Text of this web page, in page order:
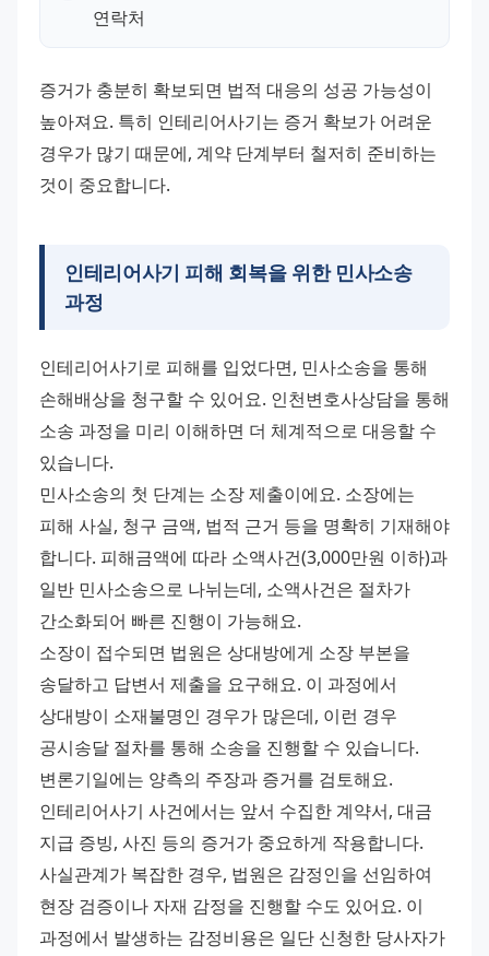
연락처
증거가 충분히 확보되면 법적 대응의 성공 가능성이
높아져요. 특히 인테리어사기는 증거 확보가 어려운
경우가 많기 때문에, 계약 단계부터 철저히 준비하는
것이 중요합니다.
인테리어사기 피해 회복을 위한 민사소송
과정
인테리어사기로 피해를 입었다면, 민사소송을 통해
손해배상을 청구할 수 있어요. 인천변호사상담을 통해
소송 과정을 미리 이해하면 더 체계적으로 대응할 수
있습니다.
민사소송의 첫 단계는 소장 제출이에요. 소장에는
피해 사실, 청구 금액, 법적 근거 등을 명확히 기재해야
합니다. 피해금액에 따라 소액사건(3,000만원 이하)과
일반 민사소송으로 나뉘는데, 소액사건은 절차가
간소화되어 빠른 진행이 가능해요.
소장이 접수되면 법원은 상대방에게 소장 부본을
송달하고 답변서 제출을 요구해요. 이 과정에서
상대방이 소재불명인 경우가 많은데, 이런 경우
공시송달 절차를 통해 소송을 진행할 수 있습니다.
변론기일에는 양측의 주장과 증거를 검토해요.
인테리어사기 사건에서는 앞서 수집한 계약서, 대금
지급 증빙, 사진 등의 증거가 중요하게 작용합니다.
사실관계가 복잡한 경우, 법원은 감정인을 선임하여
현장 검증이나 자재 감정을 진행할 수도 있어요. 이
과정에서 발생하는 감정비용은 일단 신청한 당사자가